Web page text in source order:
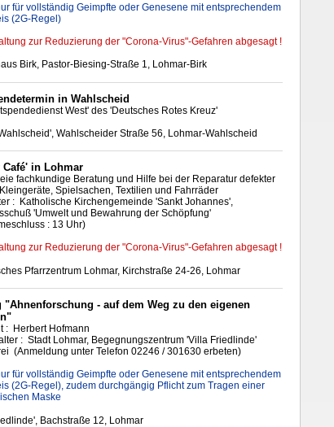
für vollständig Geimpfte oder Genesene mit entsprechendem
(2G-Regel)
zur Reduzierung der "Corona-Virus"-Gefahren abgesagt !
Birk, Pastor-Biesing-Straße 1, Lohmar-Birk
in Wahlscheid
West' des 'Deutsches Rotes Kreuz'
Wahlscheider Straße 56, Lohmar-Wahlscheid
Café' in Lohmar
fachkundige Beratung und Hilfe bei der Reparatur defekter
Spielsachen, Textilien und Fahrräder
: Katholische Kirchengemeinde 'Sankt Johannes',
'Umwelt und Bewahrung der Schöpfung'
: 13 Uhr)
zur Reduzierung der "Corona-Virus"-Gefahren abgesagt !
Pfarrzentrum Lohmar, Kirchstraße 24-26, Lohmar
"Ahnenforschung - auf dem Weg zu den eigenen
: Herbert Hofmann
: Stadt Lohmar, Begegnungszentrum 'Villa Friedlinde'
(Anmeldung unter Telefon 02246 / 301630 erbeten)
für vollständig Geimpfte oder Genesene mit entsprechendem
(2G-Regel), zudem durchgängig Pflicht zum Tragen einer
Maske
Bachstraße 12, Lohmar